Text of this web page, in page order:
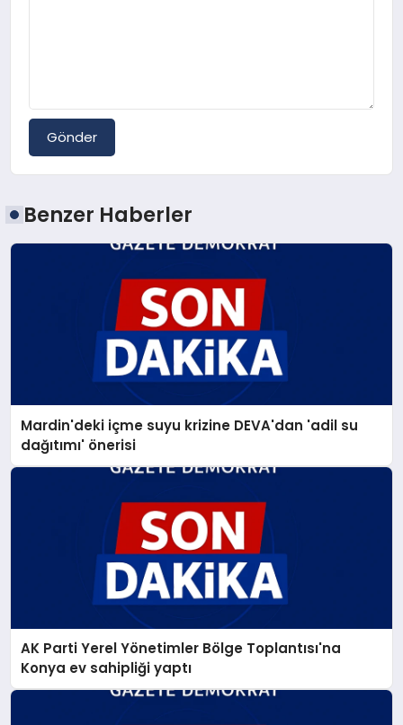
Gönder
Benzer Haberler
Mardin'deki içme suyu krizine DEVA'dan 'adil su
dağıtımı' önerisi
AK Parti Yerel Yönetimler Bölge Toplantısı'na
Konya ev sahipliği yaptı